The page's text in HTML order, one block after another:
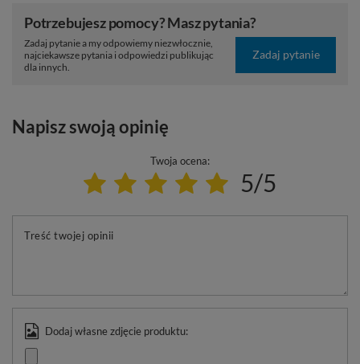
Potrzebujesz pomocy? Masz pytania?
Zadaj pytanie a my odpowiemy niezwłocznie,
najciekawsze pytania i odpowiedzi publikując
dla innych.
Zadaj pytanie
Napisz swoją opinię
Twoja ocena:
5/5
Treść twojej opinii
Dodaj własne zdjęcie produktu: